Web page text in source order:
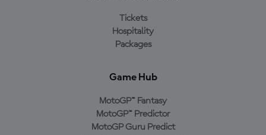
Tickets
Hospitality
Packages
Game Hub
MotoGP™ Fantasy
MotoGP™ Predictor
MotoGP Guru Predict